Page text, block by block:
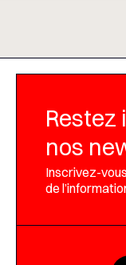
nos
Inscrivez-
de